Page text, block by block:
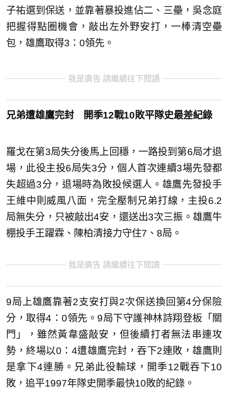
子祐選到保送，並靠著暴投進佔二、三壘，吳念庭
把握得點圈機會，敲出左外野安打，一棒清空壘
包，雄鷹取得3：0領先。
我是廣告 請繼續往下閱讀
兄弟遭雄鷹完封 開季12戰10敗平隊史最差紀錄
羅戈在第3局失分後馬上回穩，一路投到第6局才退
場，此役主投6局失3分，個人首次連續3場先發都
失超過3分，退場時為敗投候選人。雄鷹先發投手
王維中則威風八面，完全壓制兄弟打線，主投6.2
局無失分，只被敲出4安，還送出3次三振。雄鷹牛
棚投手王躍霖、陳柏清接力守住7、8局。
我是廣告 請繼續往下閱讀
9局上雄鷹靠著2支安打與2次保送換回第4分保險
分，取得4：0領先。9局下守護神林詩翔登板「關
門」，雖然黃韋盛敲安，但後續打者無法串連攻
勢，終場以0：4遭雄鷹完封，吞下2連敗，雄鷹則
是拿下4連勝。兄弟此役輸球，開季12戰吞下10
敗，追平1997年隊史開季最快10敗的紀錄。